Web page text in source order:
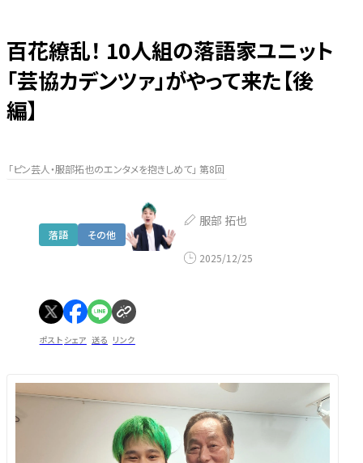
百花繚乱！ 10人組の落語家ユニット
「芸協カデンツァ」がやって来た【後
編】
「ピン芸人・服部拓也のエンタメを抱きしめて」 第8回
落語 その他
服部 拓也
2025/12/25
ポスト シェア 送る リンク